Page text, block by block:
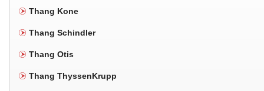
Thang Kone
Thang Schindler
Thang Otis
Thang ThyssenKrupp